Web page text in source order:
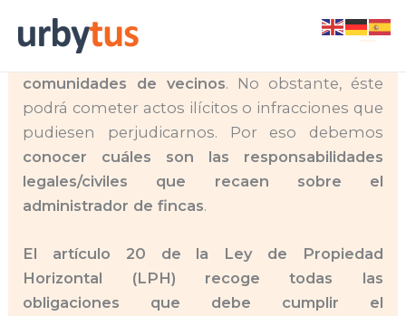
El administrador de fincas cumple un papel
muy importante en la correcta gestión de las
comunidades de vecinos. No obstante, éste
podrá cometer actos ilícitos o infracciones que
pudiesen perjudicarnos. Por eso debemos
conocer cuáles son las responsabilidades
legales/civiles que recaen sobre el
administrador de fincas.
El artículo 20 de la Ley de Propiedad
Horizontal (LPH) recoge todas las
obligaciones que debe cumplir el